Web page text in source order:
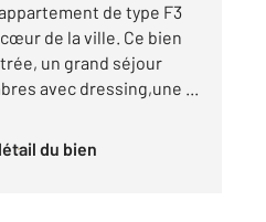
de type F3
de la ville. Ce bien
un grand séjour
avec dressing,une ...
du bien